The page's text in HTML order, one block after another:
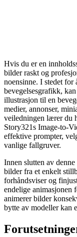
Hvis du er en
bilder raskt og
noensinne. I stedet
bevegelsesgrafikk,
illustrasjon til en
medier, annonser,
veiledningen lærer du
Story321s Image-to-
effektive prompter,
vanlige fallgruver.
Innen slutten av
bilder fra et enkelt
forhåndsviser og
endelige animasjonen
animerer bilder
bytte av modeller kan